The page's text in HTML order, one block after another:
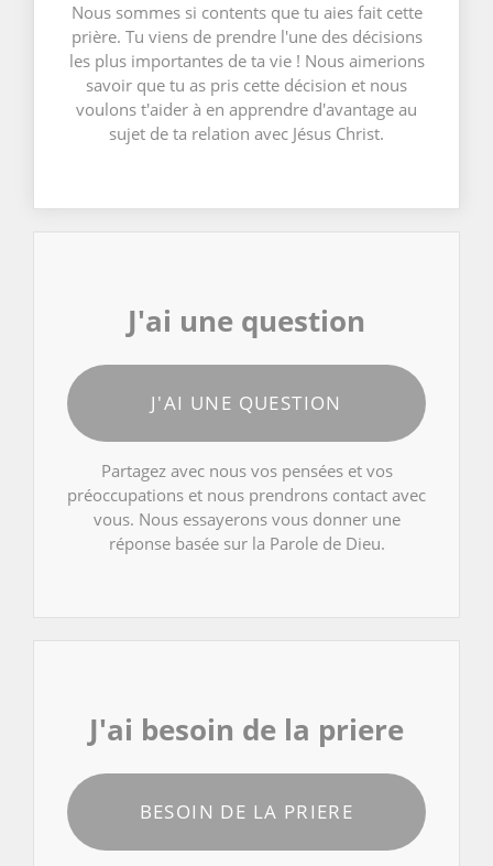
Nous sommes si contents que tu aies fait cette
prière. Tu viens de prendre l'une des décisions
les plus importantes de ta vie ! Nous aimerions
savoir que tu as pris cette décision et nous
voulons t'aider à en apprendre d'avantage au
sujet de ta relation avec Jésus Christ.
J'ai une question
J'AI UNE QUESTION
Partagez avec nous vos pensées et vos
préoccupations et nous prendrons contact avec
vous. Nous essayerons vous donner une
réponse basée sur la Parole de Dieu.
J'ai besoin de la priere
BESOIN DE LA PRIERE